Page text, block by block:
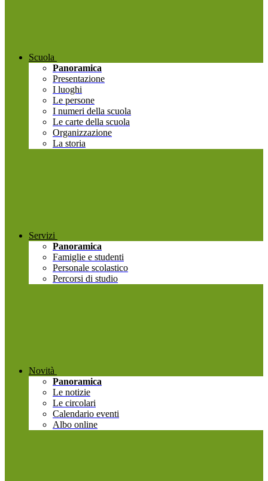
Scuola
Panoramica
Presentazione
I luoghi
Le persone
I numeri della scuola
Le carte della scuola
Organizzazione
La storia
Servizi
Panoramica
Famiglie e studenti
Personale scolastico
Percorsi di studio
Novità
Panoramica
Le notizie
Le circolari
Calendario eventi
Albo online